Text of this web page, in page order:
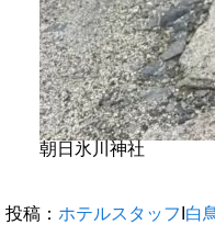
朝日氷川神社
投稿： ホテルスタッフ 白